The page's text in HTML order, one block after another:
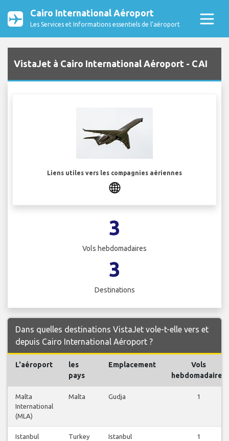
Cairo International Aéroport
Les Services et Informations essentiels de l’aéroport
VistaJet à Cairo International Aéroport - CAI
Liens utiles vers les compagnies aériennes
3
Vols hebdomadaires
3
Destinations
Dans quelles destinations VistaJet vole-t-elle vers et
depuis Cairo International Aéroport ?
L'aéroport
les
pays
Emplacement
Vols
hebdomadaires
Malta
International
(MLA)
Malta Gudja 1
Istanbul
Turkey Istanbul 1